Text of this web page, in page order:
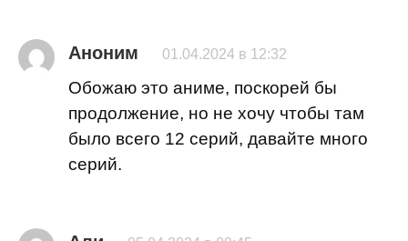
Аноним 01.04.2024 в 12:32
Обожаю это аниме, поскорей бы
продолжение, но не хочу чтобы там
было всего 12 серий, давайте много
серий.